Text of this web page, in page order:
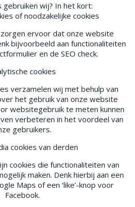
gebruiken wij? In het kort:
of noodzakelijke cookies
zorgen ervoor dat onze website
bijvoorbeeld aan functionaliteiten
en de SEO check.
cookies
verzamelen wij met behulp van
het gebruik van onze website
websitegebruik te meten kunnen
verbeteren in het voordeel van
gebruikers.
cookies van derden
cookies die functionaliteiten van
maken. Denk hierbij aan een
Maps of een ‘like’-knop voor
Facebook.